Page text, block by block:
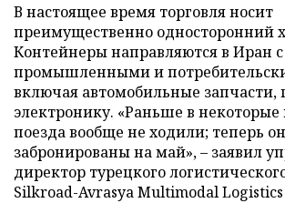
В настоящее время торговля носит
преимущественно односторонний
Контейнеры направляются в Иран с
промышленными и
включая автомобильные запчасти,
электронику. «Раньше в некоторые
поезда вообще не ходили; теперь
забронированы на май», – заявил
директор турецкого
Silkroad-Avrasya Multimodal